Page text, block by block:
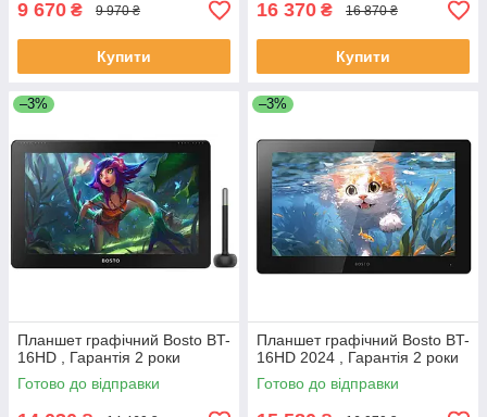
9 670 ₴ 9 970 ₴
Купити
16 370 ₴ 16 870 ₴
Купити
–3%
Планшет графічний Bosto BT-
16HD , Гарантія 2 роки
Готово до відправки
–3%
Планшет графічний Bosto BT-
16HD 2024 , Гарантія 2 роки
Готово до відправки